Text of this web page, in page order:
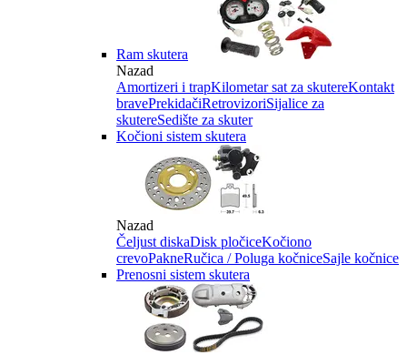
Ram skutera
Nazad
Amortizeri i trapKilometar sat za skutereKontakt
bravePrekidačiRetrovizoriSijalice za
skutereSedište za skuter
Kočioni sistem skutera
Nazad
Čeljust diskaDisk pločiceKočiono
crevoPakneRučica / Poluga kočniceSajle kočnice
Prenosni sistem skutera